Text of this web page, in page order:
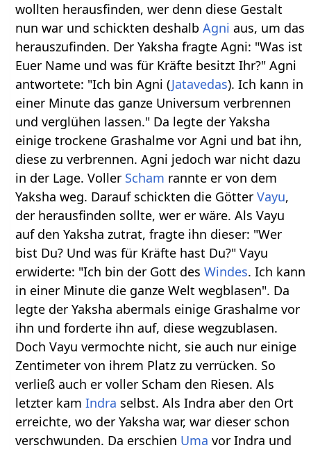
wollten herausfinden, wer denn diese Gestalt
nun war und schickten deshalbAgni aus, um das
herauszufinden. Der Yaksha fragte Agni: "Was ist
Euer Name und was für Kräfte besitzt Ihr?" Agni
antwortete: "Ich bin Agni (Jatavedas). Ich kann in
einer Minute das ganze Universum verbrennen
und verglühen lassen." Da legte der Yaksha
einige trockene Grashalme vor Agni und bat ihn,
diese zu verbrennen. Agni jedoch war nicht dazu
in der Lage. Voller Scham rannte er von dem
Yaksha weg. Darauf schickten die GötterVayu,
der herausfinden sollte, wer er wäre. Als Vayu
auf den Yaksha zutrat, fragte ihn dieser: "Wer
bist Du? Und was für Kräfte hast Du?" Vayu
erwiderte: "Ich bin der Gott desWindes. Ich kann
in einer Minute die ganze Welt wegblasen". Da
legte der Yaksha abermals einige Grashalme vor
ihn und forderte ihn auf, diese wegzublasen.
Doch Vayu vermochte nicht, sie auch nur einige
Zentimeter von ihrem Platz zu verrücken. So
verließ auch er voller Scham den Riesen. Als
letzter kamIndra selbst. Als Indra aber den Ort
erreichte, wo der Yaksha war, war dieser schon
verschwunden. Da erschien Uma vor Indra und